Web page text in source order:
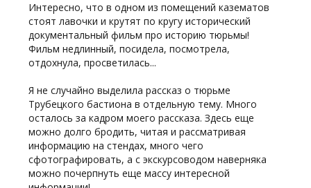
Интересно, что в одном из помещений казематов
стоят лавочки и крутят по кругу исторический
документальный фильм про историю тюрьмы!
Фильм недлинный, посидела, посмотрела,
отдохнула, просветилась...
Я не случайно выделила рассказ о тюрьме
Трубецкого бастиона в отдельную тему. Много
осталось за кадром моего рассказа. Здесь еще
можно долго бродить, читая и рассматривая
информацию на стендах, много чего
сфотографировать, а с экскурсоводом наверняка
можно почерпнуть еще массу интересной